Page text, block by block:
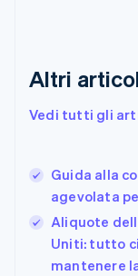
Altri
Vedi tutti gli
Guida alla
agevolata
Aliquote
Uniti: tutto
mantenere
English
Estonia
Francia
Germania
DeutschEnglish
Giappone
日本語